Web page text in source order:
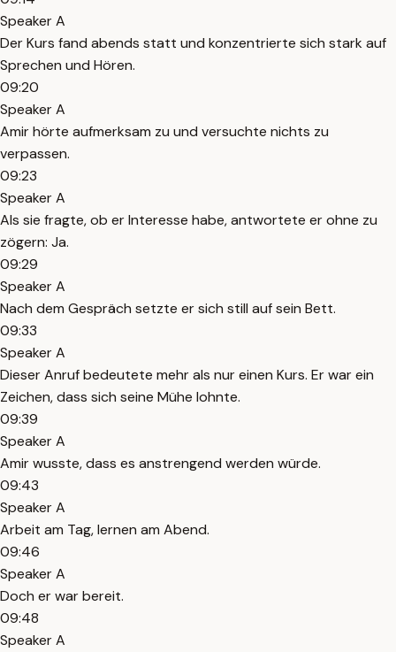
Speaker A
Der Kurs fand abends statt und konzentrierte sich stark auf
Sprechen und Hören.
09:20
Speaker A
Amir hörte aufmerksam zu und versuchte nichts zu
verpassen.
09:23
Speaker A
Als sie fragte, ob er Interesse habe, antwortete er ohne zu
zögern: Ja.
09:29
Speaker A
Nach dem Gespräch setzte er sich still auf sein Bett.
09:33
Speaker A
Dieser Anruf bedeutete mehr als nur einen Kurs. Er war ein
Zeichen, dass sich seine Mühe lohnte.
09:39
Speaker A
Amir wusste, dass es anstrengend werden würde.
09:43
Speaker A
Arbeit am Tag, lernen am Abend.
09:46
Speaker A
Doch er war bereit.
09:48
Speaker A